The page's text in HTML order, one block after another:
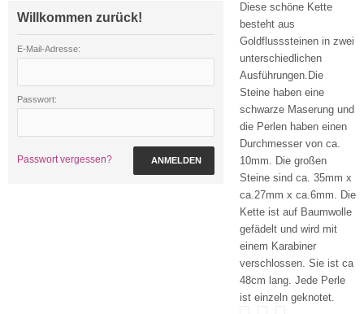
Diese schöne Kette
besteht aus
Goldflusssteinen in zwei
unterschiedlichen
Ausführungen.Die
Steine haben eine
schwarze Maserung und
die Perlen haben einen
Durchmesser von ca.
10mm. Die großen
Steine sind ca. 35mm x
ca.27mm x ca.6mm. Die
Kette ist auf Baumwolle
gefädelt und wird mit
einem Karabiner
verschlossen. Sie ist ca
48cm lang. Jede Perle
ist einzeln geknotet.
Willkommen zurück!
E-Mail-Adresse:
Passwort:
Passwort vergessen? ANMELDEN